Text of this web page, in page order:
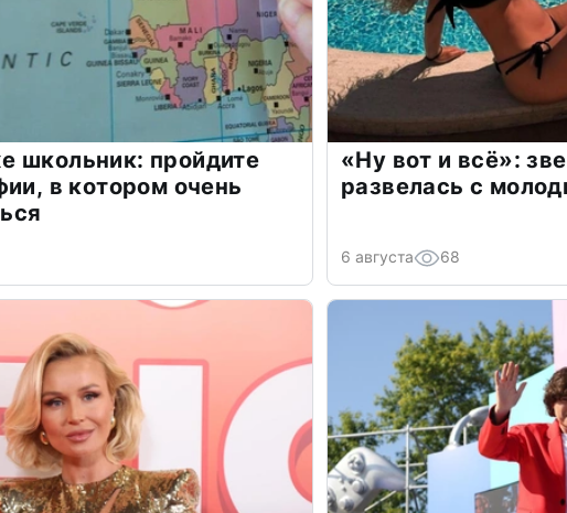
школьник: пройдите
в котором очень
«Ну вот и всё»:
развелась с
6 августа 68